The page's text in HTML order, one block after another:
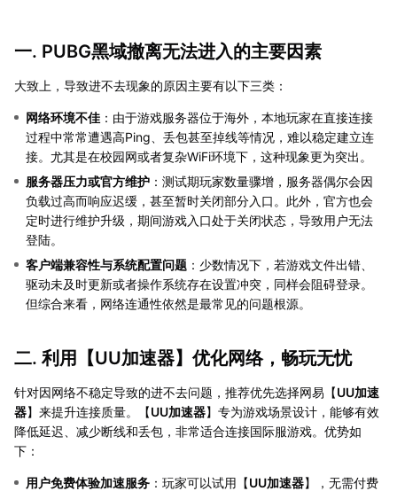
一. PUBG黑域撤离无法进入的主要因素
大致上，导致进不去现象的原因主要有以下三类：
网络环境不佳 ：由于游戏服务器位于海外，本地玩家在直接连接
过程中常常遭遇高Ping、丢包甚至掉线等情况，难以稳定建立连
接。尤其是在校园网或者复杂WiFi环境下，这种现象更为突出。
服务器压力或官方维护 ：测试期玩家数量骤增，服务器偶尔会因
负载过高而响应迟缓，甚至暂时关闭部分入口。此外，官方也会
定时进行维护升级，期间游戏入口处于关闭状态，导致用户无法
登陆。
客户端兼容性与系统配置问题 ：少数情况下，若游戏文件出错、
驱动未及时更新或者操作系统存在设置冲突，同样会阻碍登录。
但综合来看，网络连通性依然是最常见的问题根源。
二. 利用【UU加速器】优化网络，畅玩无忧
针对因网络不稳定导致的进不去问题，推荐优先选择网易【UU加速
器】来提升连接质量。【UU加速器】专为游戏场景设计，能够有效
降低延迟、减少断线和丢包，非常适合连接国际服游戏。优势如
下：
用户免费体验加速服务 ：玩家可以试用【UU加速器】，无需付费